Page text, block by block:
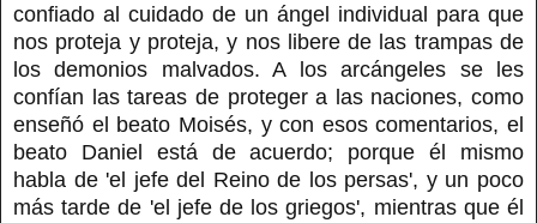
confiado al cuidado de un ángel individual para que
nos proteja y proteja, y nos libere de las trampas de
los demonios malvados. A los arcángeles se les
confían las tareas de proteger a las naciones, como
enseñó el beato Moisés, y con esos comentarios, el
beato Daniel está de acuerdo; porque él mismo
habla de 'el jefe del Reino de los persas', y un poco
más tarde de 'el jefe de los griegos', mientras que él